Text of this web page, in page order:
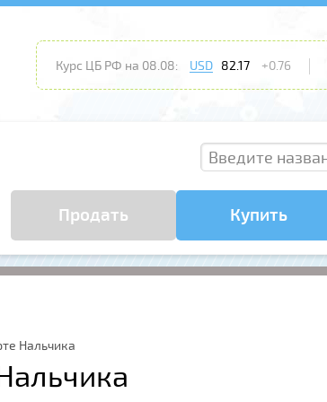
Курс ЦБ РФ на 08.08: USD 82.17 +0.76
Продать Купить
Нальчика